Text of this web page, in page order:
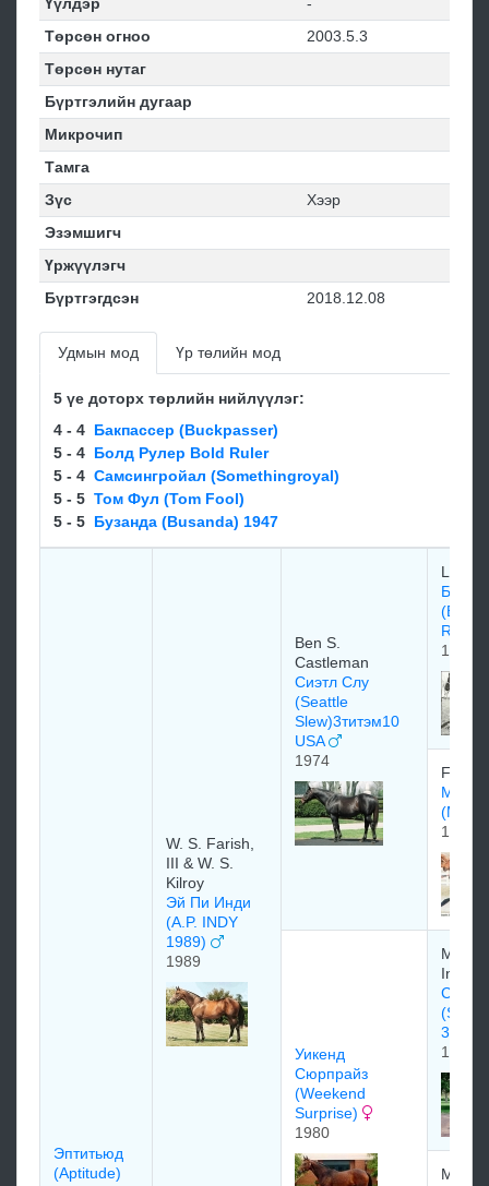
Үүлдэр
-
Төрсөн огноо
2003.5.3
Төрсөн нутаг
Бүртгэлийн дугаар
Микрочип
Тамга
Зүс
Хээр
Эзэмшигч
Үржүүлэгч
Бүртгэгдсэн
2018.12.08
Удмын мод Үр төлийн мод
5 үе доторх төрлийн нийлүүлэг:
4 - 4 Бакпассер (Buckpasser)
5 - 4 Болд Рулер Bold Ruler
5 - 4 Самсингрoйал (Somethingroyal)
5 - 5 Том Фул (Tom Fool)
5 - 5 Бузанда (Busanda) 1947
Эптитьюд
(Aptitude)
W. S. Farish,
III & W. S.
Kilroy
Эй Пи Инди
(A.P. INDY
1989)
1989
Ben S.
Castleman
Сиэтл Слу
(Seattle
Slew)3титэм10
USA
1974
Leon
Болд
(Bold
1968
Май
(My
1969
Уикенд
Сюрпрайз
(Weekend
Surprise)
1980
Inc
1970
Mrs.